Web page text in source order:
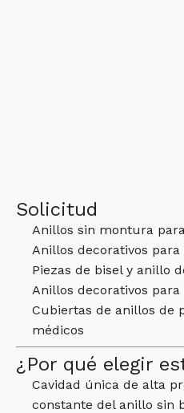
Solicitud
Anillos sin montura
Anillos decorativos
Piezas de bisel y anillo
Anillos decorativos
Cubiertas de anillos de
médicos
¿Por qué elegir
Cavidad única de alta
constante del anillo sin